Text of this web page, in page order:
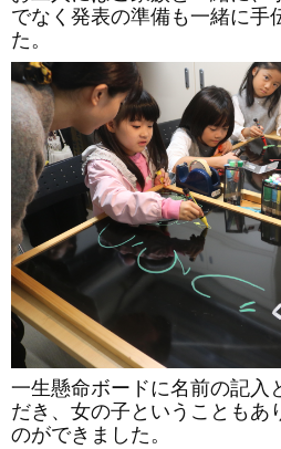
でなく発表の準備も一緒に手
た。
一生懸命ボードに名前の記入
だき、女の子ということもあ
のができました。